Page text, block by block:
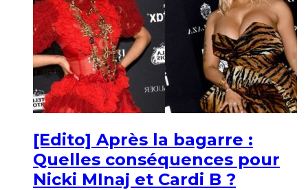
[Edito] Après la bagarre :
Quelles conséquences pour
Nicki MInaj et Cardi B ?